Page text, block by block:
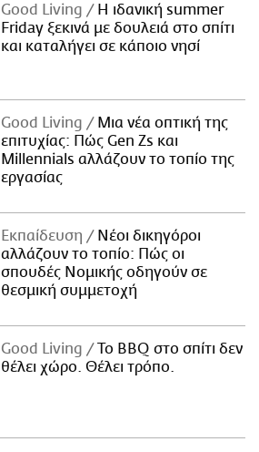
Good Living
Η ιδανική summer
Friday ξεκινά με δουλειά στο σπίτι
και καταλήγει σε κάποιο νησί
Good Living
Μια νέα οπτική της
επιτυχίας: Πώς Gen Zs και
Millennials αλλάζουν το τοπίο της
εργασίας
Εκπαίδευση
Νέοι δικηγόροι
αλλάζουν το τοπίο: Πώς οι
σπουδές Νομικής οδηγούν σε
θεσμική συμμετοχή
Good Living
Το BBQ στο σπίτι δεν
θέλει χώρο. Θέλει τρόπο.